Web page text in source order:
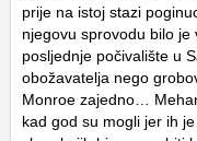
prije na istoj stazi
njegovu sprovodu bilo
posljednje počivalište u
obožavatelja nego
Monroe zajedno…
kad god su mogli jer ih